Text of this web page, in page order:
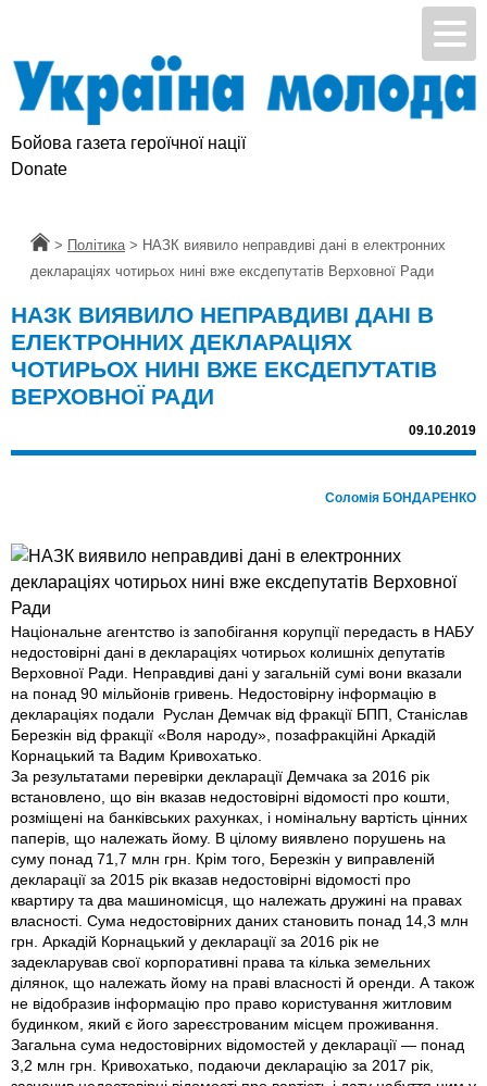
Бойова газета героїчної нації
Donate
Головна
> Політика > НАЗК виявило неправдиві дані в електронних
деклараціях чотирьох нині вже ексдепутатів Верховної Ради
НАЗК ВИЯВИЛО НЕПРАВДИВІ ДАНІ В
ЕЛЕКТРОННИХ ДЕКЛАРАЦІЯХ
ЧОТИРЬОХ НИНІ ВЖЕ ЕКСДЕПУТАТІВ
ВЕРХОВНОЇ РАДИ
09.10.2019
Соломiя БОНДАРЕНКО
Національне агентство із запобігання корупції передаcть в НАБУ
недо­стовірні дані в деклараціях чотирьох колишніх депутатів
Верховної Ради. Неправдиві дані у загальній сумі вони вказали
на понад 90 мільйонів гривень. Недостовірну інформацію в
деклараціях подали Руслан Демчак від фракції БПП, Станіслав
Березкін від фракції «Воля народу», позафракційні Аркадій
Корнацький та Вадим Кривохатько.
За результатами перевірки декларації Демчака за 2016 рік
встановлено, що він вказав недостовірні відомості про кошти,
розміщені на банківських рахунках, і номінальну вартість цінних
паперів, що належать йому. В цілому виявлено порушень на
суму понад 71,7 млн грн. Крім того, Березкін у виправленій
декларації за 2015 рік вказав недостовірні відомості про
квартиру та два машиномісця, що належать дружині на правах
власності. Сума недостовірних даних становить понад 14,3 млн
грн. Аркадій Корнацький у декларації за 2016 рік не
задекларував свої корпоративні права та кілька земельних
ділянок, що належать йому на праві власності й оренди. А також
не відобразив інформацію про право користування житловим
будинком, який є його зареєстрованим місцем проживання.
Загальна сума недостовірних відомостей у декларації — понад
3,2 млн грн. Кривохатько, подаючи декларацію за 2017 рік,